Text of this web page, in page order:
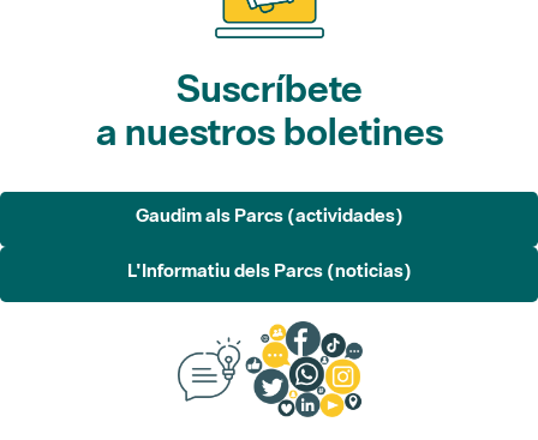
Suscríbete
a nuestros boletines
Gaudim als Parcs (actividades)
L'Informatiu dels Parcs (noticias)